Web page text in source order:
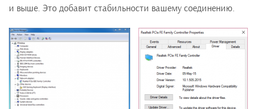
и выше. Это добавит стабильности вашему соединению.